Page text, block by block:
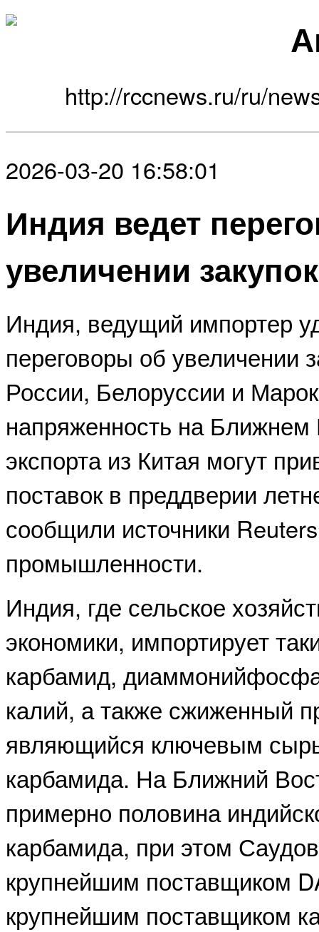
http://rccnews.ru/ru/
2026-03-20 16:58:01
Индия ведет
увеличении
Индия, ведущий импортер
переговоры об увеличении
России, Белоруссии и
напряженность на Ближнем
экспорта из Китая могут
поставок в преддверии
сообщили источники
промышленности.
Индия, где сельское
экономики, импортирует
карбамид,
калий, а также сжиженный
являющийся ключевым
карбамида. На Ближний
примерно половина
карбамида, при этом
крупнейшим поставщиком
крупнейшим поставщиком